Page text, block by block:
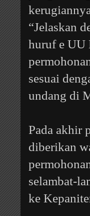
“Jelaskan
huruf e UU
sesuai
undang di
Pada akhir
diberikan
selambat-
ke